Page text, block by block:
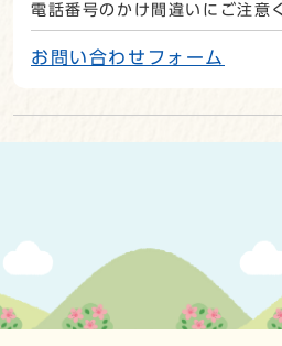
電話番号のかけ間違いにご注意
お問い合わせフォーム